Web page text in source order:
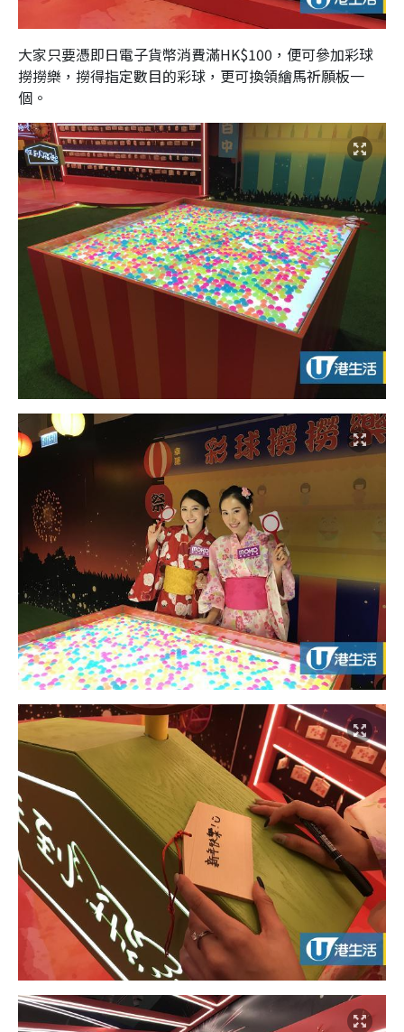
大家只要憑即日電子貨幣消費滿HK$100，便可參加彩球
撈撈樂，撈得指定數目的彩球，更可換領繪馬祈願板一
個。